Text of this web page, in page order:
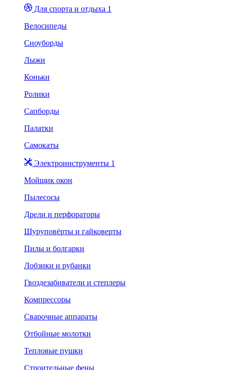
Для спорта и отдыха 1
Велосипеды
Сноуборды
Лыжи
Коньки
Ролики
Сапборды
Палатки
Самокаты
Электроинструменты 1
Мойщик окон
Пылесосы
Дрели и перфораторы
Шуруповёрты и гайковерты
Пилы и болгарки
Лобзики и рубанки
Гвоздезабиватели и степлеры
Компрессоры
Сварочные аппараты
Отбойные молотки
Тепловые пушки
Строительные фены